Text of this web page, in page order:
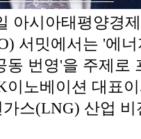
아시아태평양경
서밋에서는 '에
동 번영'을 주제로
이노베이션 대표
스(LNG) 산업